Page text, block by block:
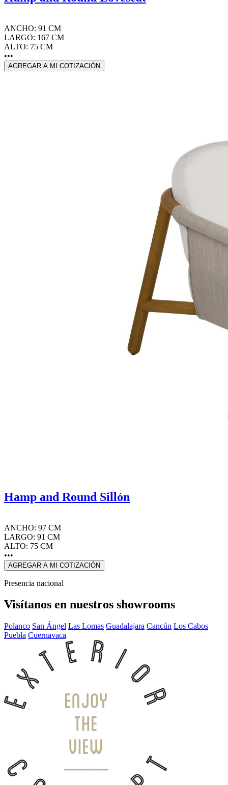
ANCHO: 91 CM
LARGO: 167 CM
ALTO: 75 CM
•••
AGREGAR A MI COTIZACIÓN
Hamp and Round Sillón
ANCHO: 97 CM
LARGO: 91 CM
ALTO: 75 CM
•••
AGREGAR A MI COTIZACIÓN
Presencia nacional
Visítanos en nuestros showrooms
Polanco San Ángel Las Lomas Guadalajara Cancún Los Cabos
Puebla Cuernavaca